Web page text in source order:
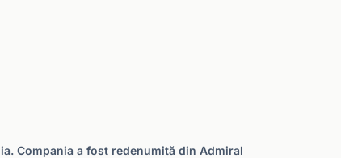
Compania a fost redenumită din Admiral